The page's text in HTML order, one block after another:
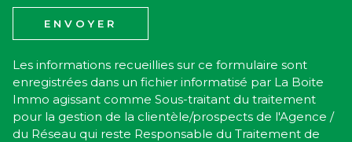
ENVOYER
Les informations recueillies sur ce formulaire sont
enregistrées dans un fichier informatisé par La Boite
Immo agissant comme Sous-traitant du traitement
pour la gestion de la clientèle/prospects de l'Agence /
du Réseau qui reste Responsable du Traitement de